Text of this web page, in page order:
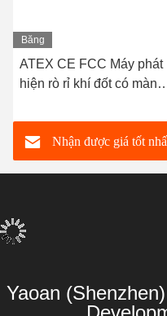
Băng
hình
ATEX CE FCC Máy phát
hiện rò rỉ khí đốt có màn
100%LEL cho trạm xăng
Nhận được giá tốt
Yaoan